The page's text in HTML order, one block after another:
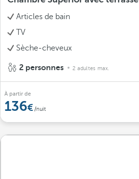
Articles de bain
TV
Sèche-cheveux
2 personnes 2 adultes max.
À partir de
136 /nuit